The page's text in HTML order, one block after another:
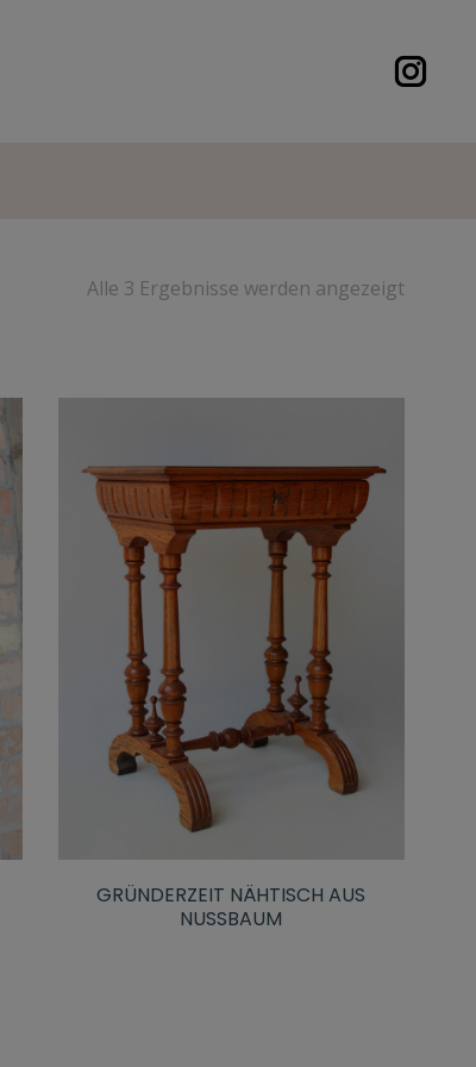
Alle 3 Ergebnisse werden angezeigt
GRÜNDERZEIT NÄHTISCH AUS
NUSSBAUM